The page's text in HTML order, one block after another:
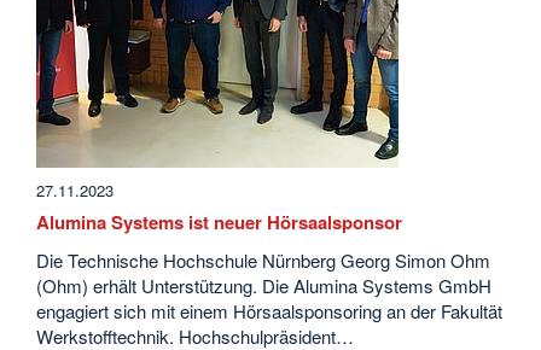
27.11.2023
Alumina Systems ist neuer Hörsaalsponsor
Die Technische Hochschule Nürnberg Georg Simon Ohm
(Ohm) erhält Unterstützung. Die Alumina Systems GmbH
engagiert sich mit einem Hörsaalsponsoring an der Fakultät
Werkstofftechnik. Hochschulpräsident…